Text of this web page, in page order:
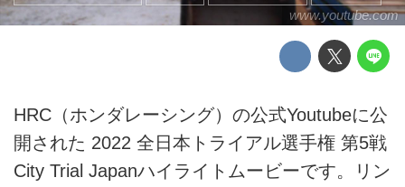
www.youtube.com
HRC（ホンダレーシング）の公式Youtubeに公
開された 2022 全日本トライアル選手権 第5戦
City Trial Japanハイライトムービーです。リン